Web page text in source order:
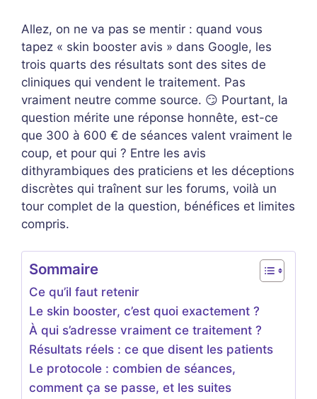
Allez, on ne va pas se mentir : quand vous
tapez « skin booster avis » dans Google, les
trois quarts des résultats sont des sites de
cliniques qui vendent le traitement. Pas
vraiment neutre comme source. 😏 Pourtant, la
question mérite une réponse honnête, est-ce
que 300 à 600 € de séances valent vraiment le
coup, et pour qui ? Entre les avis
dithyrambiques des praticiens et les déceptions
discrètes qui traînent sur les forums, voilà un
tour complet de la question, bénéfices et limites
compris.
Sommaire
Ce qu’il faut retenir
Le skin booster, c’est quoi exactement ?
À qui s’adresse vraiment ce traitement ?
Résultats réels : ce que disent les patients
Le protocole : combien de séances,
comment ça se passe, et les suites